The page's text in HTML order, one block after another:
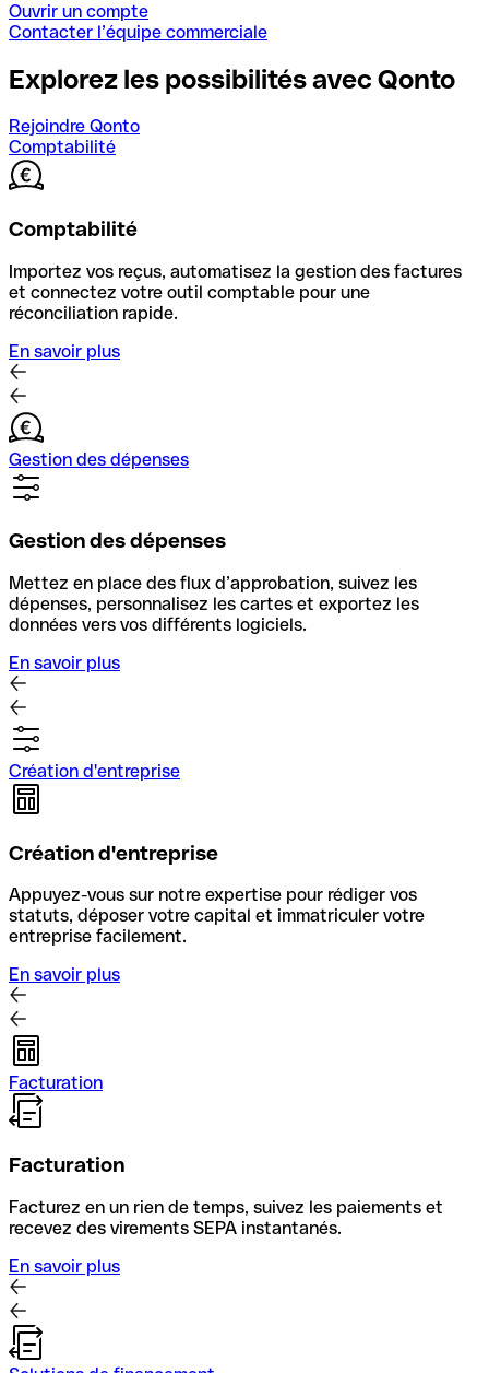
Ouvrir un compte
Contacter l’équipe commerciale
Explorez les possibilités avec Qonto
Rejoindre Qonto
Comptabilité
Comptabilité
Importez vos reçus, automatisez la gestion des factures
et connectez votre outil comptable pour une
réconciliation rapide.
En savoir plus
Gestion des dépenses
Gestion des dépenses
Mettez en place des flux d’approbation, suivez les
dépenses, personnalisez les cartes et exportez les
données vers vos différents logiciels.
En savoir plus
Création d'entreprise
Création d'entreprise
Appuyez-vous sur notre expertise pour rédiger vos
statuts, déposer votre capital et immatriculer votre
entreprise facilement.
En savoir plus
Facturation
Facturation
Facturez en un rien de temps, suivez les paiements et
recevez des virements SEPA instantanés.
En savoir plus